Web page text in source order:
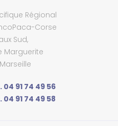
Régional
Corse
Sud,
Marguerite
04 91 74 49 56
04 91 74 49 58